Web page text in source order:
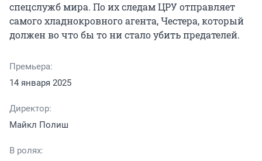
спецслужб мира. По их следам ЦРУ отправляет
самого хладнокровного агента, Честера, который
должен во что бы то ни стало убить предателей.
Премьера:
14 января 2025
Директор:
Майкл Полиш
В ролях: